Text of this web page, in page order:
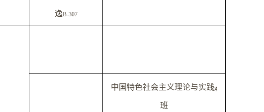
逸B-307
中国特色社会主义理论与实践g
班